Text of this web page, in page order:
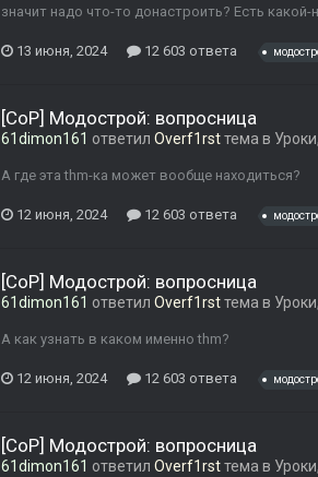
значит надо что-то донастроить? Есть какой-
13 июня, 2024 12 603 ответа
[CoP] Модострой: вопросница
61dimon161 ответил Overf1rstтема в
А где эта thm-ка может вообще находиться?
12 июня, 2024 12 603 ответа
[CoP] Модострой: вопросница
61dimon161 ответил Overf1rstтема в
А как узнать в каком именно thm?
12 июня, 2024 12 603 ответа
[CoP] Модострой: вопросница
61dimon161 ответил Overf1rstтема в